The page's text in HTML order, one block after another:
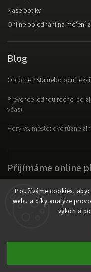
Používáme cookies,
webu a díky analýze
výkon a
Naše optiky
Online objednání na měření
Blog
Optometrista nebo oční
Prevence jednou ročně: co
včas)
Hory vs. město: dvě různé
Přijímáme online